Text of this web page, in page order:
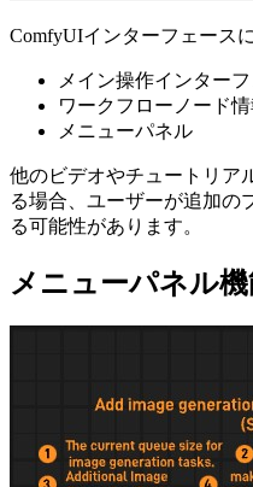
ComfyUIインターフェース
メイン操作インター
ワークフローノード情
メニューパネル
他のビデオやチュートリア
る場合、ユーザーが追加の
る可能性があります。
メニューパネル機